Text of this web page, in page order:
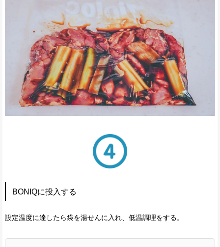
BONIQに投入する
設定温度に達したら袋を湯せんに入れ、低温調理をする。